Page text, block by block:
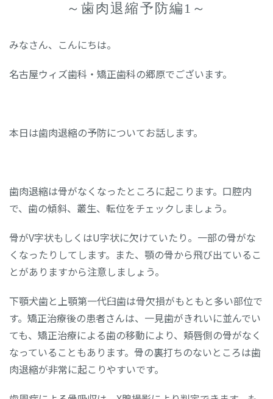
～歯肉退縮予防編1～
みなさん、こんにちは。
名古屋ウィズ歯科・矯正歯科の郷原でございます。
本日は歯肉退縮の予防についてお話します。
歯肉退縮は骨がなくなったところに起こります。口腔内
で、歯の傾斜、叢生、転位をチェックしましょう。
骨がV字状もしくはU字状に欠けていたり。一部の骨がな
くなったりしてします。また、顎の骨から飛び出ているこ
とがありますから注意しましょう。
下顎犬歯と上顎第一代臼歯は骨欠損がもともと多い部位で
す。矯正治療後の患者さんは、一見歯がきれいに並んでい
ても、矯正治療による歯の移動により、頬唇側の骨がなく
なっていることもあります。骨の裏打ちのないところは歯
肉退縮が非常に起こりやすいです。